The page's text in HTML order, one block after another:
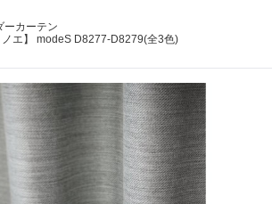
ーカーテン
ノエ】 modeS D8277-D8279(全3色)